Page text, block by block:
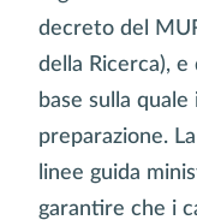
decreto del
della Ricerca),
base sulla
preparazione.
linee guida
garantire che i